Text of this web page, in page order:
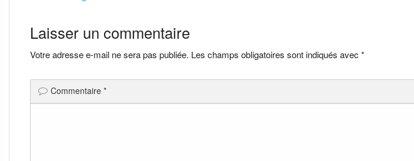
de
l’article
Laisser un commentaire
Votre adresse e-mail ne sera pas publiée. Les champs obligatoires sont indiqués avec *
Commentaire *